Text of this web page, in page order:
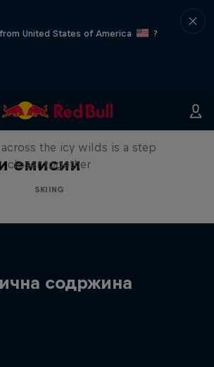
United States of America
?
емисии
Love on Ice
across the icy wilds is a step
closer together
SKIING
содржина